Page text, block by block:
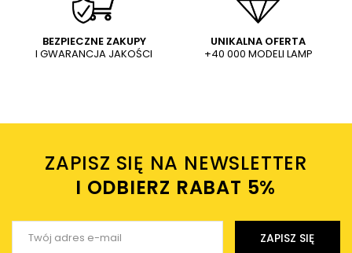
Dodaj własne zdjęcie produktu:
Twoje imię
Twój email
BEZPIECZNE ZAKUPY
I GWARANCJA JAKOŚCI
UNIKALNA OFERTA
+40 000 MODELI LAMP
ZAPISZ SIĘ NA NEWSLETTER
I ODBIERZ RABAT 5%ㅤ
ZAPISZ SIĘ